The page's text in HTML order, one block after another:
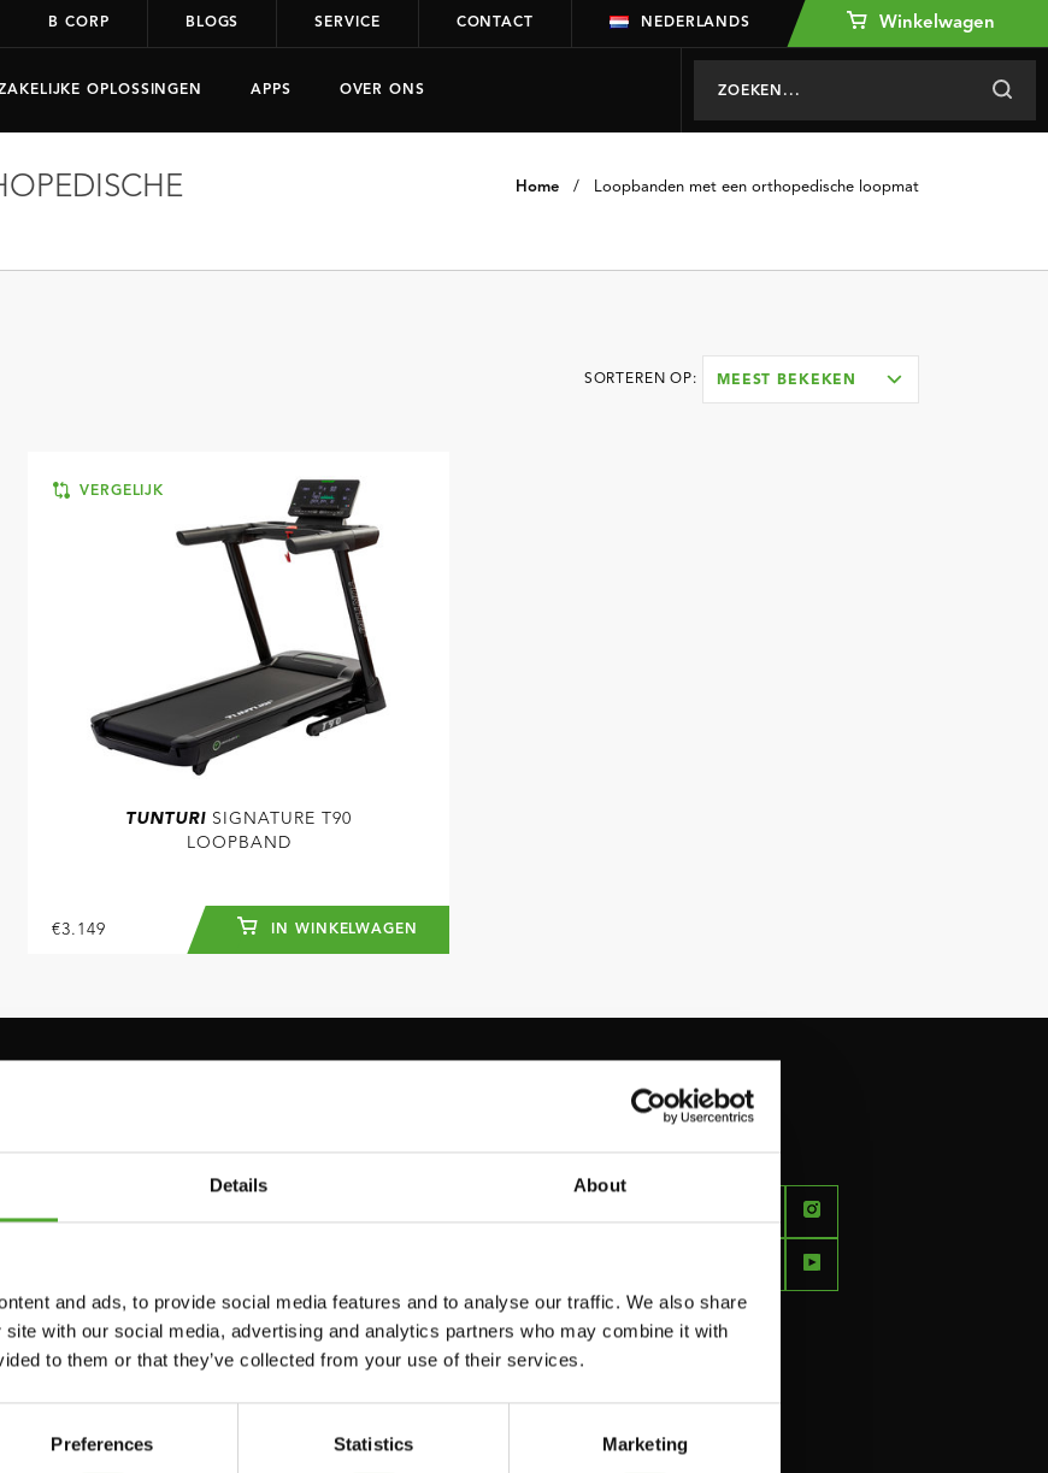
Details About
and ads, to provide social media features and to analyse our traffic. We also share
with our social media, advertising and analytics partners who may combine it with
to them or that they’ve collected from your use of their services.
Preferences Statistics Marketing
B CORP BLOGS SERVICE CONTACT NEDERLANDS Winkelwagen
OPLOSSINGEN APPS OVER ONS
Home / Loopbanden met een orthopedische loopmat
SORTEREN OP: MEEST BEKEKEN
VERGELIJK
TUNTURI SIGNATURE T90
LOOPBAND
€3.149 IN WINKELWAGEN
Accessoires
FUNCTIONAL
TRAINING
GEWICHTEN
Service
BESTELLING
HERROEPEN
ACCOUNT
FEEL
DAY